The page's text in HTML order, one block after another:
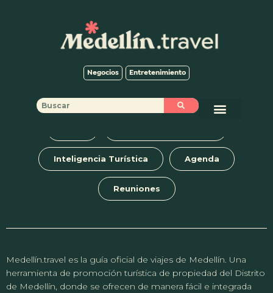
Negocios Entretenimiento
It seems we can’t find what you’re looking for. Perhaps searching
can help.
Inteligencia Turística Agenda
Reuniones
Medellín.travel es la guía oficial de viajes de Medellín. Una
herramienta de promoción turística de propiedad del Distrito
de Medellín, donde se ofrecen de manera fácil e integrada